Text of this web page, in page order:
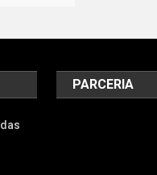
PARCERIA